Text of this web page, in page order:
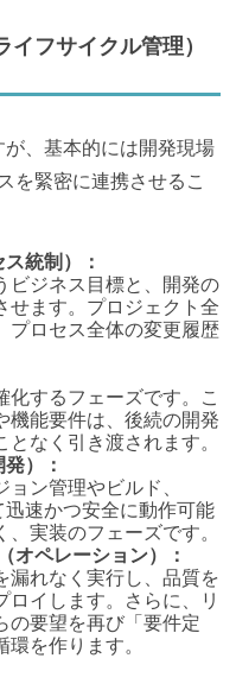
フサイクル管理）
、基本的には開発現場
を緊密に連携させるこ
統制）：
ビジネス目標と、開発の
せます。プロジェクト全
プロセス全体の変更履歴
化するフェーズです。こ
機能要件は、後続の開発
なく引き渡されます。
）：
ン管理やビルド、
速かつ安全に動作可能
実装のフェーズです。
オペレーション）：
漏れなく実行し、品質を
ロイします。さらに、リ
の要望を再び「要件定
を作ります。